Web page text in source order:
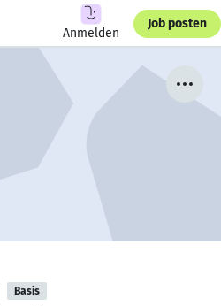
Anmelden
Job posten
Basis